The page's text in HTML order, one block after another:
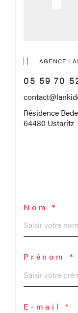
AGENCE
05 59 70
Résidence
64480 Ustaritz
Nom *
Prénom *
E-mail *